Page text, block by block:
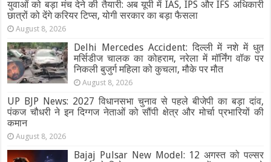
युवाओं को बड़ा मंच देने की तैयारी: अब यूपी में IAS, IPS और IFS अधिकारी
छात्रों को देंगे करियर टिप्स, योगी सरकार का बड़ा फैसला
August 8, 2026
Delhi Mercedes Accident: दिल्ली में नशे में धुत
मर्सिडीज चालक का कोहराम, नरेला में मॉर्निंग वॉक पर
निकली बुजुर्ग महिला को कुचला, मौके पर मौत
August 8, 2026
UP BJP News: 2027 विधानसभा चुनाव से पहले बीजेपी का बड़ा दांव,
पंकज चौधरी ने इन दिग्गज नेताओं को सौंपी क्षेत्र और मोर्चा प्रभारियों की
कमान
August 8, 2026
Bajaj Pulsar New Model: 12 अगस्त को पल्सर